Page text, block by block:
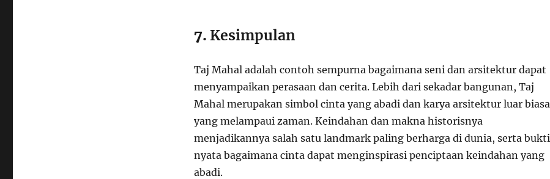
7. Kesimpulan
Taj Mahal adalah contoh sempurna bagaimana seni dan arsitektur dapat
menyampaikan perasaan dan cerita. Lebih dari sekadar bangunan, Taj
Mahal merupakan simbol cinta yang abadi dan karya arsitektur luar biasa
yang melampaui zaman. Keindahan dan makna historisnya
menjadikannya salah satu landmark paling berharga di dunia, serta bukti
nyata bagaimana cinta dapat menginspirasi penciptaan keindahan yang
abadi.